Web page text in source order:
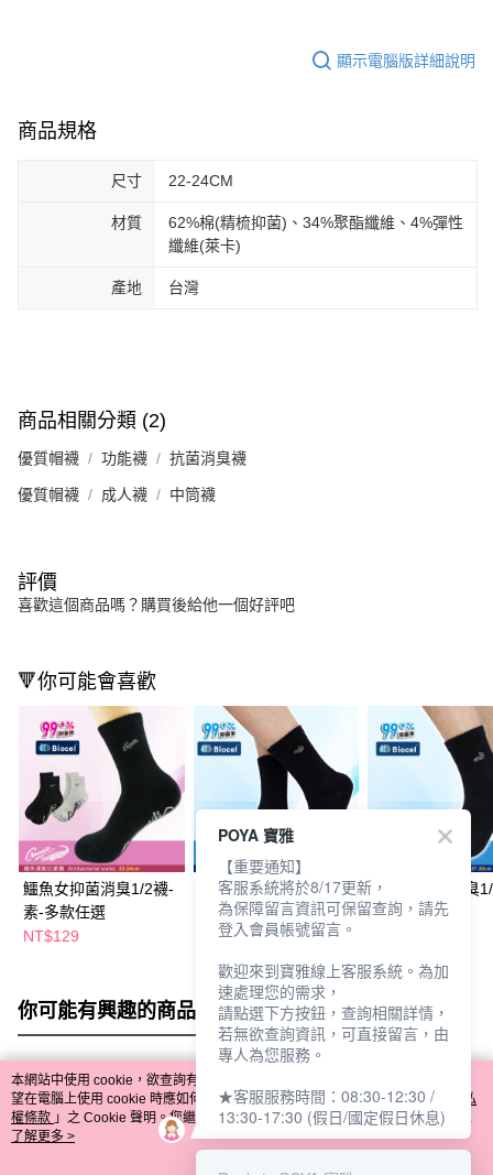
顯示電腦版詳細說明
商品規格
尺寸 22-24CM
材質
62%棉(精梳抑菌)、34%聚酯纖維、4%彈性
纖維(萊卡)
產地 台灣
商品相關分類 (2)
優質帽襪 功能襪 抗菌消臭襪
優質帽襪 成人襪 中筒襪
評價
喜歡這個商品嗎？購買後給他一個好評吧
🔻你可能會喜歡
鱷魚女抑菌消臭1/2襪-
素-多款任選
NT$129
鱷魚男抑菌消臭3/4襪-
素-多款任選
NT$149
鱷魚男抑菌消臭
素-多款任選
你可能有興趣的商品 全站排行
熱門標籤
本網站中使用 cookie，欲查詢有關本網站使用 cookie 方式之詳情，及若您不希
望在電腦上使用 cookie 時應如何變更電腦的 cookie 設定，請參閱本網站「
隱私
權條款 」之 Cookie 聲明。您繼續使用本網站即表示您同意本公司得按本網站使
用條款之 Cookie 聲明使用 cookie。
了解更多 >
POYA 寶雅
【重要通知】
客服系統將於8/17更新，
為保障留言資訊可保留查詢，請先
登入會員帳號留言。
歡迎來到寶雅線上客服系統。為加
速處理您的需求，
請點選下方按鈕，查詢相關詳情，
若無欲查詢資訊，可直接留言，由
專人為您服務。
★客服服務時間：08:30-12:30 /
13:30-17:30 (假日/國定假日休息)